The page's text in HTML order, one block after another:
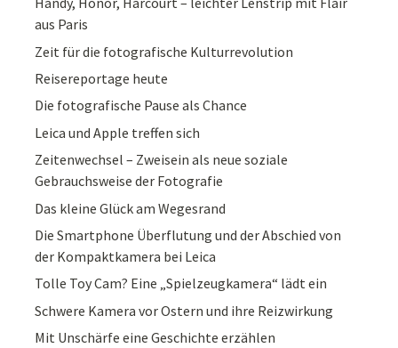
aus Paris
Zeit für die fotografische Kulturrevolution
Reisereportage heute
Die fotografische Pause als Chance
Leica und Apple treffen sich
Zeitenwechsel – Zweisein als neue soziale
Gebrauchsweise der Fotografie
Das kleine Glück am Wegesrand
Die Smartphone Überflutung und der Abschied von
der Kompaktkamera bei Leica
Tolle Toy Cam? Eine „Spielzeugkamera“ lädt ein
Schwere Kamera vor Ostern und ihre Reizwirkung
Mit Unschärfe eine Geschichte erzählen